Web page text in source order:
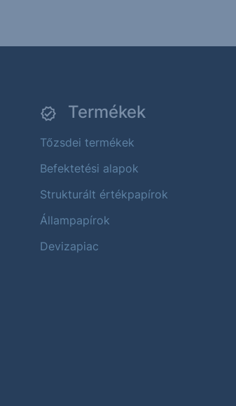
Termékek
Tőzsdei termékek
Befektetési alapok
Strukturált értékpapírok
Állampapírok
Devizapiac